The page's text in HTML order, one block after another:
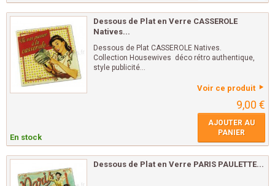
Dessous de Plat en Verre CASSEROLE
Natives...
Dessous de Plat CASSEROLE Natives.
Collection Housewives déco rétro authentique,
style publicité...
Voir ce produit
9,00 €
En stock
AJOUTER AU
PANIER
Dessous de Plat en Verre PARIS PAULETTE...